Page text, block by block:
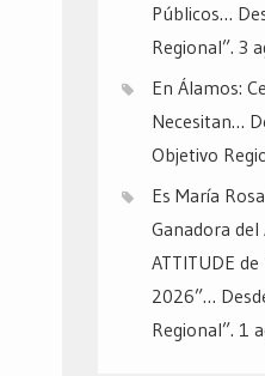
Públicos…
Regional”. 3
En Álamos:
Necesitan…
Objetivo
Es María
Ganadora del
ATTITUDE de
2026”…
Regional”. 1